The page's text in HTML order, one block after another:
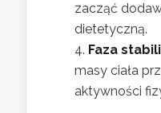
zacząć
dietetyczną.
Faza
masy ciała
aktywności